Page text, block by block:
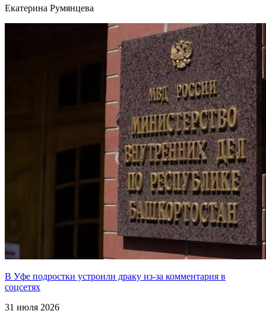
Екатерина Румянцева
В Уфе подростки устроили драку из-за комментария в
соцсетях
31 июля 2026